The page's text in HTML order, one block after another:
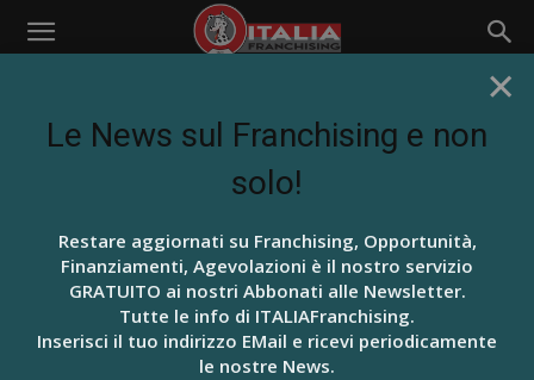
BUSINESS
BRUTTO ANATROCCOLO
PROGETTO NEGOZI
7 Luglio 2021
REDAZIONALE FRANCHISOR
15 Febbraio 2021
×
Le News sul Franchising e non
solo!
Restare aggiornati su Franchising, Opportunità,
Finanziamenti, Agevolazioni è il nostro servizio
GRATUITO ai nostri Abbonati alle Newsletter.
Tutte le info di ITALIAFranchising.
Inserisci il tuo indirizzo EMail e ricevi periodicamente
le nostre News.